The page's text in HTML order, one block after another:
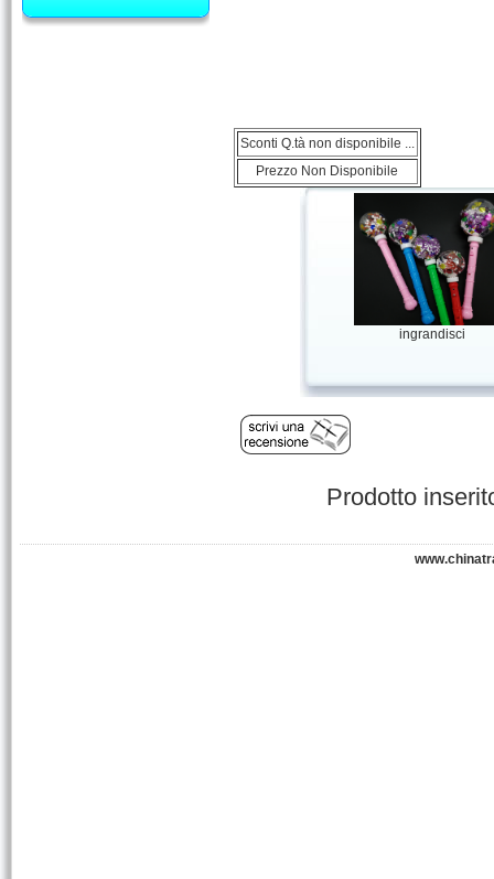
Sconti Q.tà non disponibile ...
Prezzo Non Disponibile
ingrandisci
Prodotto